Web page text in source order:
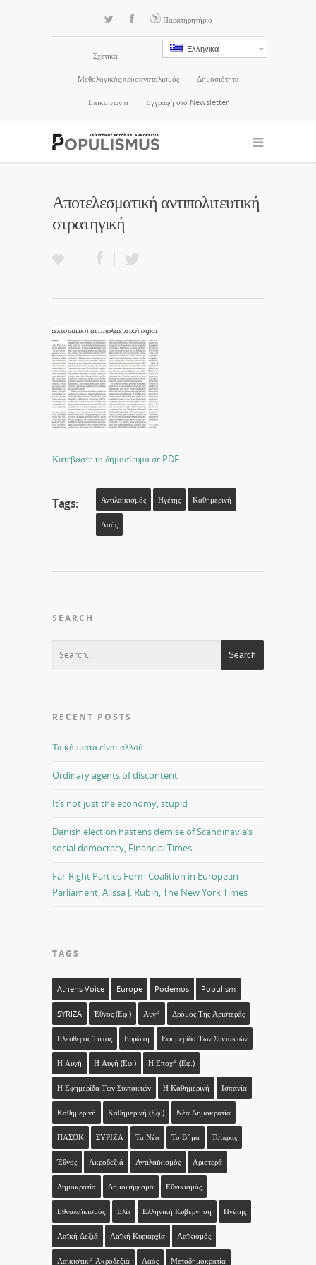
Παρατηρητήριο
Ελληνικα
Σχετικά
Μεθολογικός προσανατολισμός Δημοσιότητα
Επικοινωνία Εγγραφή στο Newsletter
Αποτελεσματική αντιπολιτευτική
στρατηγική
Κατεβάστε το δημοσίευμα σε PDF
Tags: Αντιλαϊκισμός Ηγέτης Καθημερινή
Λαός
SEARCH
RECENT POSTS
Τα κόμματα είναι αλλού
Ordinary agents of discontent
It’s not just the economy, stupid
Danish election hastens demise of Scandinavia’s
social democracy, Financial Times
Far-Right Parties Form Coalition in European
Parliament, Alissa J. Rubin, The New York Times
TAGS
Athens Voice Europe Podemos Populism
SYRIZA Έθνος (εφ.) Αυγή Δρόμος Της Αριστεράς
Ελεύθερος Τύπος Ευρώπη Εφημερίδα Των Συντακτών
Η Αυγή Η Αυγή (εφ.) Η Εποχή (εφ.)
Η Εφημερίδα Των Συντακτών Η Καθημερινή Ισπανία
Καθημερινή Καθημερινή (εφ.) Νέα Δημοκρατία
ΠΑΣΟΚ ΣΥΡΙΖΑ Τα Νέα Το Βήμα Τσίπρας
Έθνος Ακροδεξιά Αντιλαϊκισμός Αριστερά
Δημοκρατία Δημοψήφισμα Εθνικισμός
Εθνολαϊκισμός Ελίτ Ελληνική Κυβέρνηση Ηγέτης
Λαϊκή Δεξιά Λαϊκή Κυριαρχία Λαϊκισμός
Λαϊκιστική Ακροδεξιά Λαός Μεταδημοκρατία